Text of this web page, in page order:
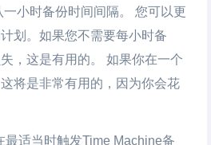
小时备份时间间隔。 您可以更
划。如果您不需要每小时备
，这是有用的。 如果你在一个
将是非常有用的，因为你会花
最适当时触发Time Machine备